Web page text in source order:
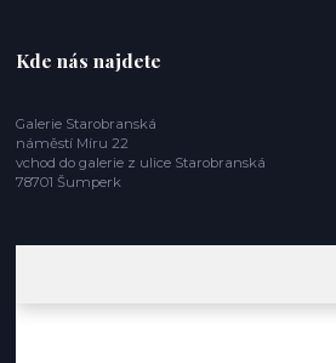
Kde nás najdete
Galerie Starobranská
náměstí Míru 22
vchod do galerie z ulice Starobranská
78701 Šumperk